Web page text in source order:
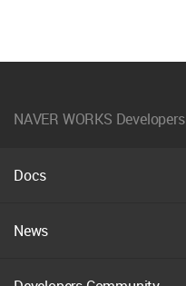
NAVER WORKS Developers
Docs
News